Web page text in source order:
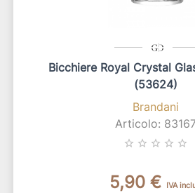
Bicchiere Royal Crystal
(53624)
Brandani
Articolo:
star_border star_border star_border star_border star_border
5,90 € IVA